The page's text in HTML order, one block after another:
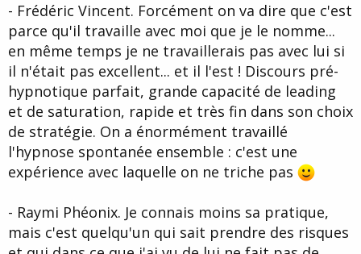
- Frédéric Vincent. Forcément on va dire que c'est
parce qu'il travaille avec moi que je le nomme...
en même temps je ne travaillerais pas avec lui si
il n'était pas excellent... et il l'est ! Discours pré-
hypnotique parfait, grande capacité de leading
et de saturation, rapide et très fin dans son choix
de stratégie. On a énormément travaillé
l'hypnose spontanée ensemble : c'est une
expérience avec laquelle on ne triche pas
- Raymi Phéonix. Je connais moins sa pratique,
mais c'est quelqu'un qui sait prendre des risques